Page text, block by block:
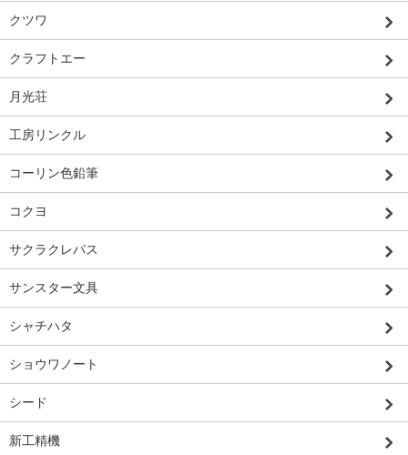
クツワ
クラフトエー
月光荘
工房リンクル
コーリン色鉛筆
コクヨ
サクラクレパス
サンスター文具
シャチハタ
ショウワノート
シード
新工精機